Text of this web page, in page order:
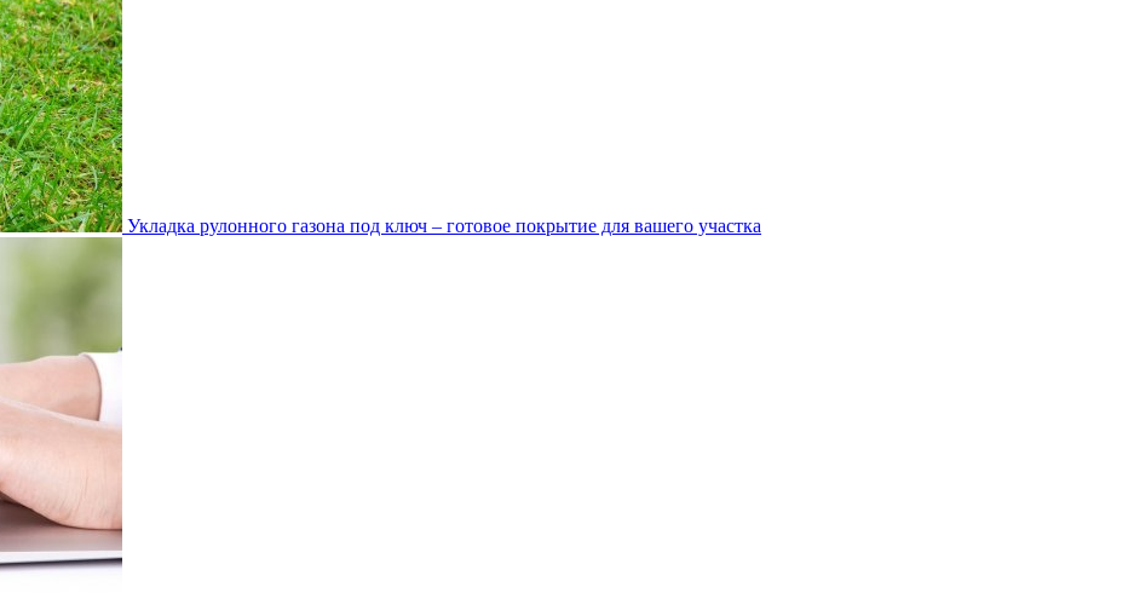
Укладка рулонного газона под ключ – готовое покрытие для вашего участка